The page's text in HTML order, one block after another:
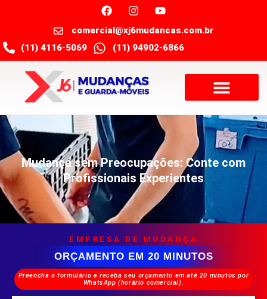
comercial@xj6mudancas.com.br
(11) 4116-5069
(11) 94902-6866
Mudança sem Preocupações: Conte com
Profissionais Experientes
EMPRESA DE MUDANÇA
ORÇAMENTO EM 20 MINUTOS
Preencha o formulário e receba seu orçamento em até 20 minutos por
WhatsApp (horário comercial).